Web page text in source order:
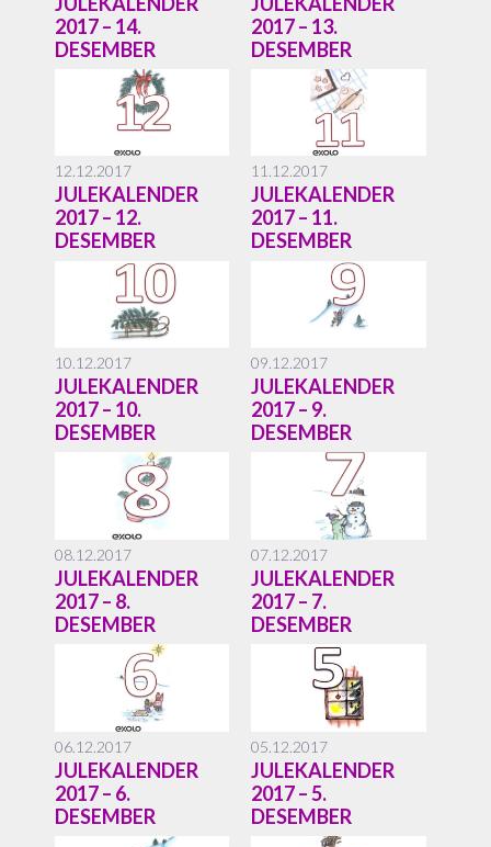
2017 – 14.
DESEMBER
2017 – 13.
DESEMBER
12.12.2017
JULEKALENDER
2017 – 12.
DESEMBER
11.12.2017
JULEKALENDER
2017 – 11.
DESEMBER
10.12.2017
JULEKALENDER
2017 – 10.
DESEMBER
09.12.2017
JULEKALENDER
2017 – 9.
DESEMBER
08.12.2017
JULEKALENDER
2017 – 8.
DESEMBER
07.12.2017
JULEKALENDER
2017 – 7.
DESEMBER
06.12.2017
JULEKALENDER
2017 – 6.
DESEMBER
05.12.2017
JULEKALENDER
2017 – 5.
DESEMBER